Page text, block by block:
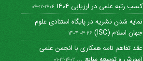
کسب رتبه علمی در ارزیابی 1404 1404-12-04
نمایه شدن نشریه در پایگاه استنادی علوم
جهان اسلام (ISC)
1404-03-26
عقد تفاهم نامه همکاری با انجمن علمی
آموزش و توسعه منابع ...